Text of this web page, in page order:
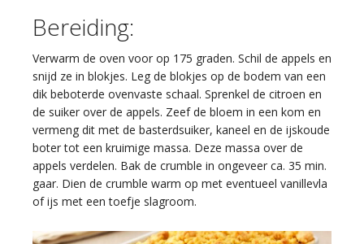
Bereiding:
Verwarm de oven voor op 175 graden. Schil de appels en
snijd ze in blokjes. Leg de blokjes op de bodem van een
dik beboterde ovenvaste schaal. Sprenkel de citroen en
de suiker over de appels. Zeef de bloem in een kom en
vermeng dit met de basterdsuiker, kaneel en de ijskoude
boter tot een kruimige massa. Deze massa over de
appels verdelen. Bak de crumble in ongeveer ca. 35 min.
gaar. Dien de crumble warm op met eventueel vanillevla
of ijs met een toefje slagroom.